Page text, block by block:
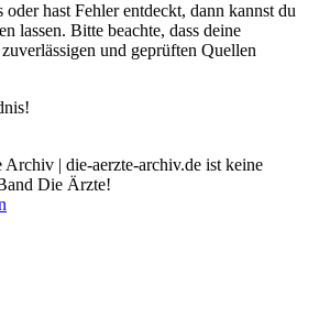
hast Fehler entdeckt, dann kannst du
lassen. Bitte beachte, dass deine
und geprüften Quellen
| die-aerzte-archiv.de ist keine
Die Ärzte!